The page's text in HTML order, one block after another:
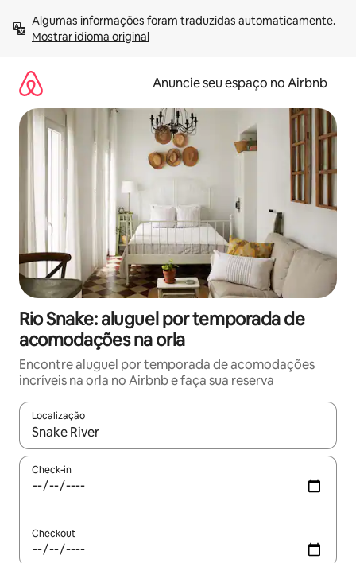
para
Mostrar idioma original
Anuncie seu espaço no Airbnb
Rio Snake: aluguel por temporada de
acomodações na orla
Encontre aluguel por temporada de acomodações
incríveis na orla no Airbnb e faça sua reserva
Localização
Quando os resultados estiverem disponíveis, explore-os
Check-in
Checkout